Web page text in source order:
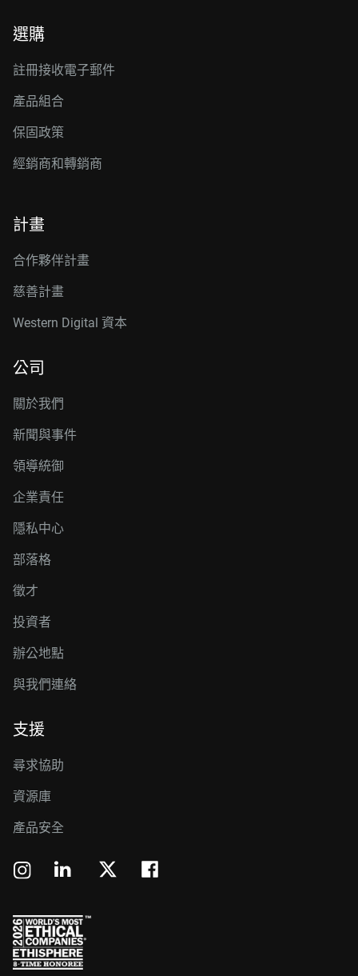
選購
註冊接收電子郵件
產品組合
保固政策
經銷商和轉銷商
計畫
合作夥伴計畫
慈善計畫
Western Digital 資本
公司
關於我們
新聞與事件
領導統御
企業責任
隱私中心
部落格
徵才
投資者
辦公地點
與我們連絡
支援
尋求協助
資源庫
產品安全